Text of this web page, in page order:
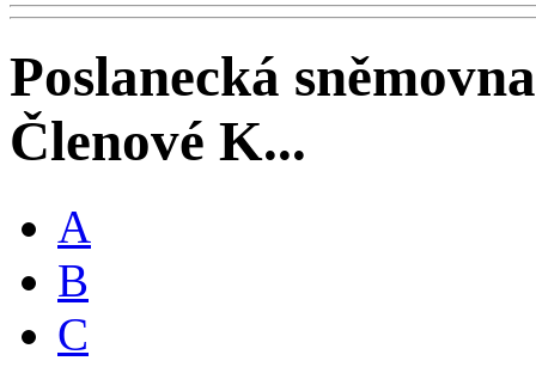
Poslanecká sněmovna
Členové K...
A
B
C